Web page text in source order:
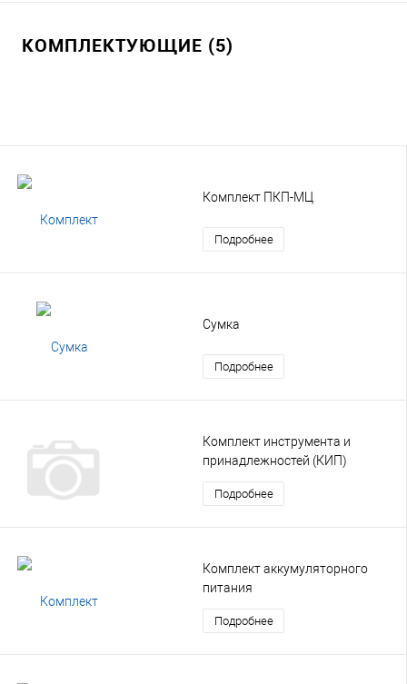
КОМПЛЕКТУЮЩИЕ (5)
Комплект ПКП-МЦ
Подробнее
Сумка
Подробнее
Комплект инструмента и
принадлежностей (КИП)
Подробнее
Комплект аккумуляторного
питания
Подробнее